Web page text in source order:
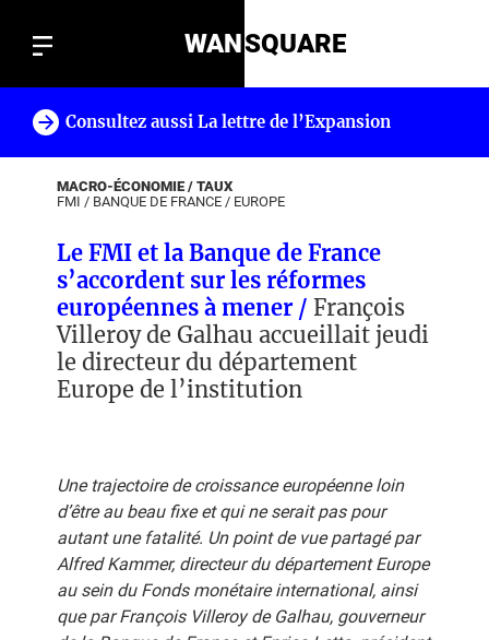
WANSQUARE
Consultez aussi La lettre de l’Expansion
MACRO-ÉCONOMIE / TAUX
FMI / BANQUE DE FRANCE / EUROPE
Le FMI et la Banque de France
s’accordent sur les réformes
européennes à mener / François
Villeroy de Galhau accueillait jeudi
le directeur du département
Europe de l’institution
Une trajectoire de croissance européenne loin
d’être au beau fixe et qui ne serait pas pour
autant une fatalité. Un point de vue partagé par
Alfred Kammer, directeur du département Europe
au sein du Fonds monétaire international, ainsi
que par François Villeroy de Galhau, gouverneur